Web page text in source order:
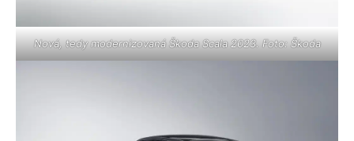
Nová, tedy modernizovaná Škoda Scala 2023. Foto: Škoda